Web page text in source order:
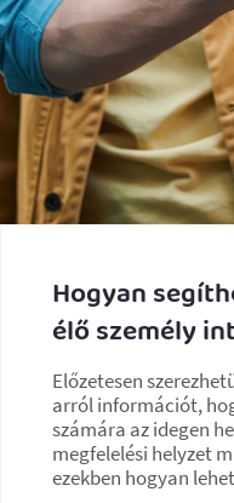
Hogyan
élő személy
Előzetesen
arról információt,
számára az idegen
megfelelési helyzet
ezekben hogyan